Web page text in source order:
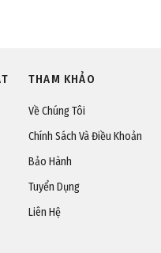
THAM KHẢO
Về Chúng Tôi
Chính Sách Và Điều Khoản
Bảo Hành
Tuyển Dụng
Liên Hệ